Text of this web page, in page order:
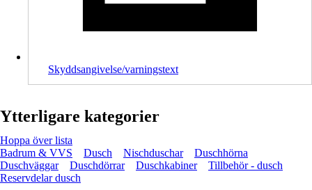
Skyddsangivelse/varningstext
Ytterligare kategorier
Hoppa över lista
Badrum & VVS
Dusch Nischduschar
Duschhörna
Duschväggar
Duschdörrar Duschkabiner
Tillbehör - dusch
Reservdelar dusch